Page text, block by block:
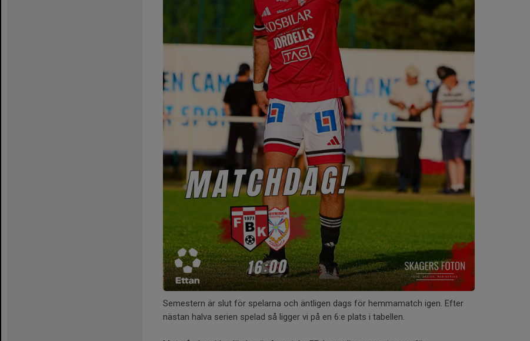
Semestern är slut för spelarna och äntligen dags för hemmamatch igen. Efter
nästan halva serien spelad så ligger vi på en 6:e plats i tabellen.